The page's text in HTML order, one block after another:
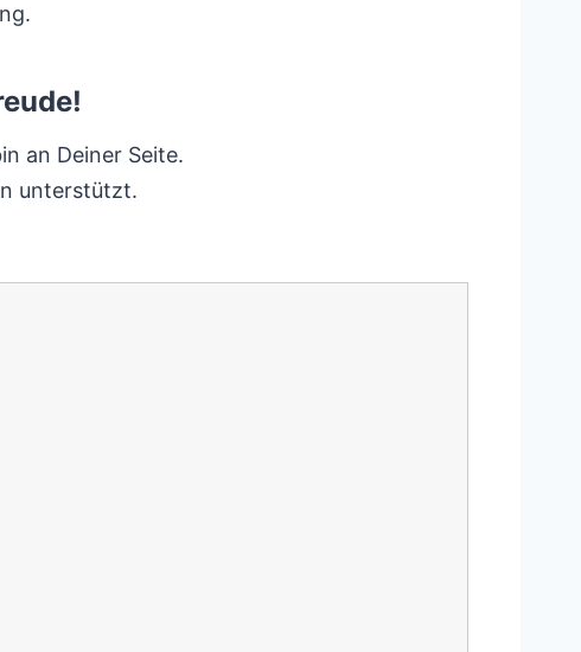
an Deiner Seite.
unterstützt.